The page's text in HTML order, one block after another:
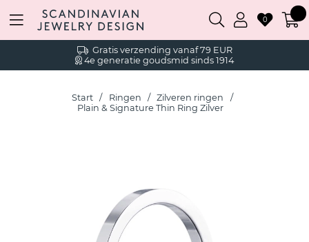
Gratis verzending vanaf 79 EUR
4e generatie goudsmid sinds 1914
0
Start Ringen
Zilveren ringen
Plain & Signature Thin Ring Zilver